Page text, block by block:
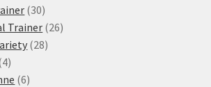
3030
produktů
Trainer 2626
2828
44
produkty
66